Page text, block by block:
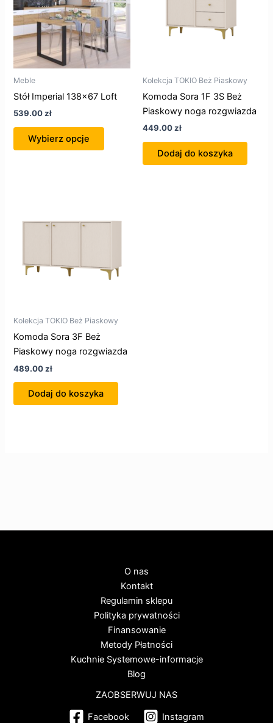
Meble
Stół Imperial 138×67 Loft
539.00zł
Wybierz opcje
wariantów.
Opcje
można
wybrać
Kolekcja TOKIO Beż Piaskowy
Komoda Sora 1F 3S Beż
Piaskowy noga rozgwiazda
449.00zł
Dodaj do koszyka
Kolekcja TOKIO Beż Piaskowy
Komoda Sora 3F Beż
Piaskowy noga rozgwiazda
489.00zł
Dodaj do koszyka
O nas
Kontakt
Regulamin sklepu
Polityka prywatności
Finansowanie
Metody Płatności
Kuchnie Systemowe-informacje
Blog
ZAOBSERWUJ NAS
Facebook
Instagram